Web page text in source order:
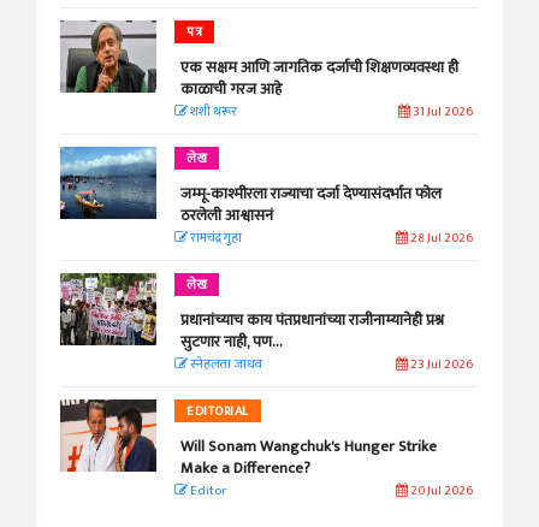
पत्र
एक सक्षम आणि जागतिक दर्जाची शिक्षणव्यवस्था ही
काळाची गरज आहे
शशी थरूर 31 Jul 2026
लेख
जम्मू-काश्मीरला राज्याचा दर्जा देण्यासंदर्भात फोल
ठरलेली आश्वासनं
रामचंद्र गुहा 28 Jul 2026
लेख
प्रधानांच्याच काय पंतप्रधानांच्या राजीनाम्यानेही प्रश्न
सुटणार नाही, पण...
स्नेहलता जाधव 23 Jul 2026
EDITORIAL
Will Sonam Wangchuk's Hunger Strike
Make a Difference?
Editor 20 Jul 2026